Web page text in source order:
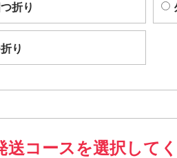
折り
り
送コースを選択して